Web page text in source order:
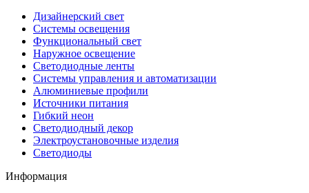
Дизайнерский свет
Системы освещения
Функциональный свет
Наружное освещение
Светодиодные ленты
Системы управления и автоматизации
Алюминиевые профили
Источники питания
Гибкий неон
Светодиодный декор
Электроустановочные изделия
Светодиоды
Информация